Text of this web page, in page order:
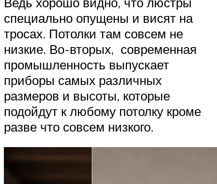
специально опущены и висят на
тросах. Потолки там совсем не
низкие. Во-вторых, современная
промышленность выпускает
приборы самых различных
размеров и высоты, которые
подойдут к любому потолку кроме
разве что совсем низкого.